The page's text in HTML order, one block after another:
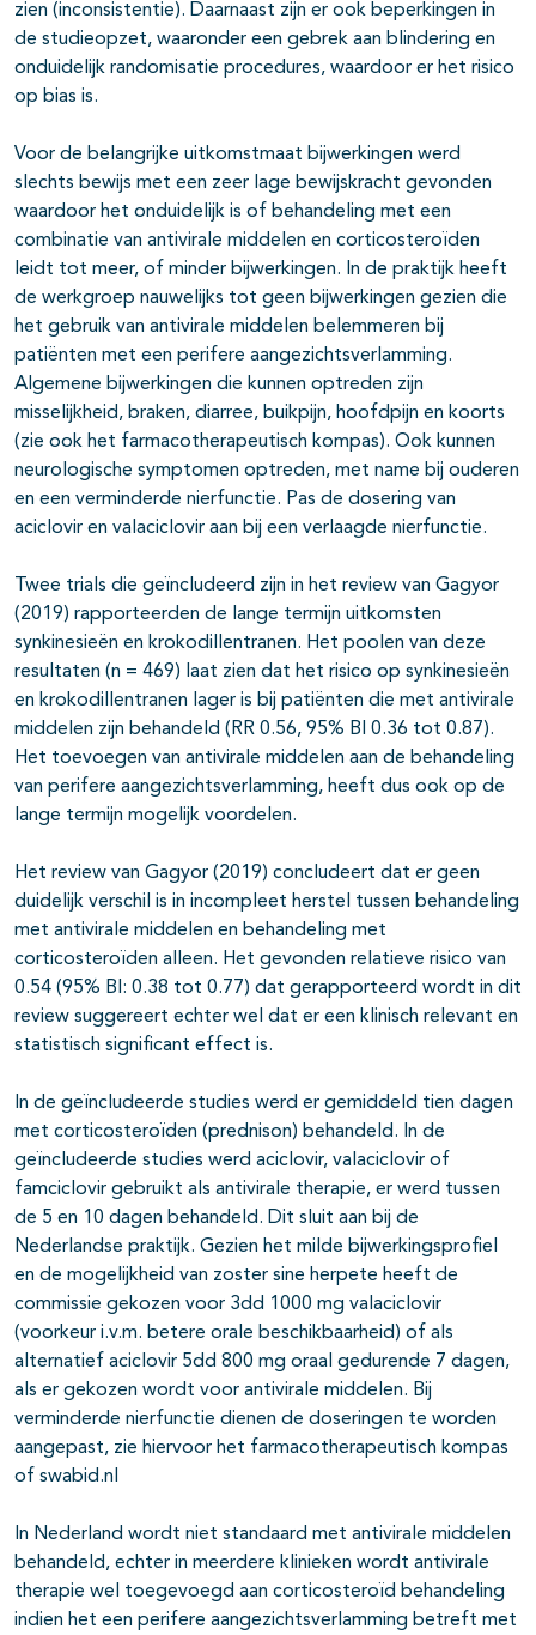
zien (inconsistentie). Daarnaast zijn er ook beperkingen in
de studieopzet, waaronder een gebrek aan blindering en
onduidelijk randomisatie procedures, waardoor er het risico
op bias is.
Voor de belangrijke uitkomstmaat bijwerkingen werd
slechts bewijs met een zeer lage bewijskracht gevonden
waardoor het onduidelijk is of behandeling met een
combinatie van antivirale middelen en corticosteroïden
leidt tot meer, of minder bijwerkingen. In de praktijk heeft
de werkgroep nauwelijks tot geen bijwerkingen gezien die
het gebruik van antivirale middelen belemmeren bij
patiënten met een perifere aangezichtsverlamming.
Algemene bijwerkingen die kunnen optreden zijn
misselijkheid, braken, diarree, buikpijn, hoofdpijn en koorts
(zie ook het farmacotherapeutisch kompas). Ook kunnen
neurologische symptomen optreden, met name bij ouderen
en een verminderde nierfunctie. Pas de dosering van
aciclovir en valaciclovir aan bij een verlaagde nierfunctie.
Twee trials die geïncludeerd zijn in het review van Gagyor
(2019) rapporteerden de lange termijn uitkomsten
synkinesieën en krokodillentranen. Het poolen van deze
resultaten (n = 469) laat zien dat het risico op synkinesieën
en krokodillentranen lager is bij patiënten die met antivirale
middelen zijn behandeld (RR 0.56, 95% BI 0.36 tot 0.87).
Het toevoegen van antivirale middelen aan de behandeling
van perifere aangezichtsverlamming, heeft dus ook op de
lange termijn mogelijk voordelen.
Het review van Gagyor (2019) concludeert dat er geen
duidelijk verschil is in incompleet herstel tussen behandeling
met antivirale middelen en behandeling met
corticosteroïden alleen. Het gevonden relatieve risico van
0.54 (95% BI: 0.38 tot 0.77) dat gerapporteerd wordt in dit
review suggereert echter wel dat er een klinisch relevant en
statistisch significant effect is.
In de geïncludeerde studies werd er gemiddeld tien dagen
met corticosteroïden (prednison) behandeld. In de
geïncludeerde studies werd aciclovir, valaciclovir of
famciclovir gebruikt als antivirale therapie, er werd tussen
de 5 en 10 dagen behandeld. Dit sluit aan bij de
Nederlandse praktijk. Gezien het milde bijwerkingsprofiel
en de mogelijkheid van zoster sine herpete heeft de
commissie gekozen voor 3dd 1000 mg valaciclovir
(voorkeur i.v.m. betere orale beschikbaarheid) of als
alternatief aciclovir 5dd 800 mg oraal gedurende 7 dagen,
als er gekozen wordt voor antivirale middelen. Bij
verminderde nierfunctie dienen de doseringen te worden
aangepast, zie hiervoor het farmacotherapeutisch kompas
of swabid.nl
In Nederland wordt niet standaard met antivirale middelen
behandeld, echter in meerdere klinieken wordt antivirale
therapie wel toegevoegd aan corticosteroïd behandeling
indien het een perifere aangezichtsverlamming betreft met